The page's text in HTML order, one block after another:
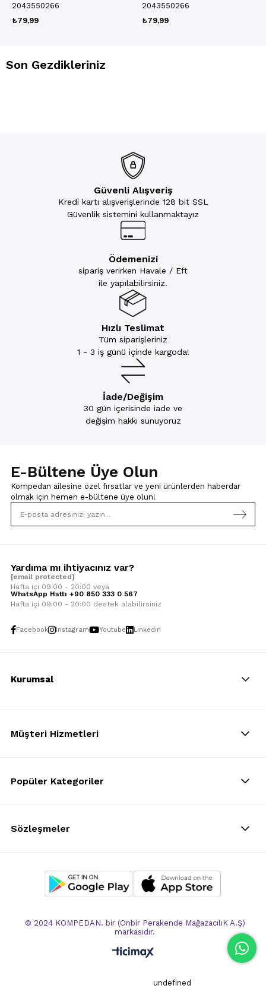
2043550266
₺79,99
2043550266
₺79,99
Son Gezdikleriniz
Güvenli Alışveriş
Kredi kartı alışverişlerinde 128 bit SSL
Güvenlik sistemini kullanmaktayız
Ödemenizi
sipariş verirken Havale / Eft
ile yapılabilirsiniz.
Hızlı Teslimat
Tüm siparişleriniz
1 - 3 iş günü içinde kargoda!
İade/Değişim
30 gün içerisinde iade ve
değişim hakkı sunuyoruz
E-Bültene Üye Olun
Kompedan ailesine özel fırsatlar ve yeni ürünlerden haberdar
olmak için hemen e-bültene üye olun!
Yardıma mı ihtiyacınız var?
[email protected]
Hafta içi 09:00 - 20:00 veya
WhatsApp Hattı +90 850 333 0 567
Hafta içi 09:00 - 20:00 destek alabilirsiniz
Facebook Instagram Youtube Linkedin
Kurumsal
Müşteri Hizmetleri
Popüler Kategoriler
Sözleşmeler
© 2024 KOMPEDAN. bir (Onbir Perakende MağazacılıK A.Ş)
markasıdır.
undefined